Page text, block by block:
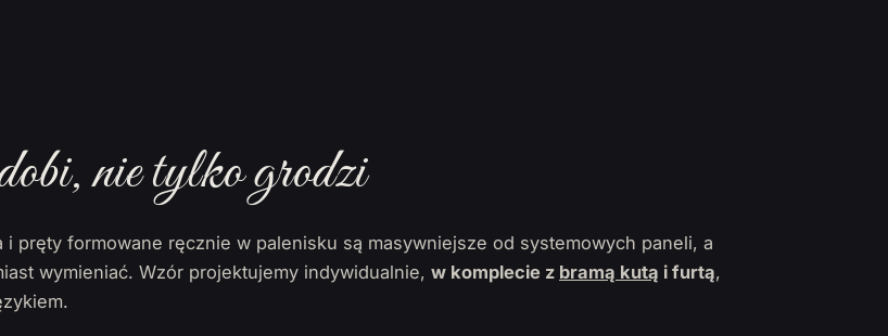
nie tylko grodzi
pręty formowane ręcznie w palenisku są masywniejsze od systemowych paneli, a
wymieniać. Wzór projektujemy indywidualnie, w komplecie z bramą kutą i furtą,